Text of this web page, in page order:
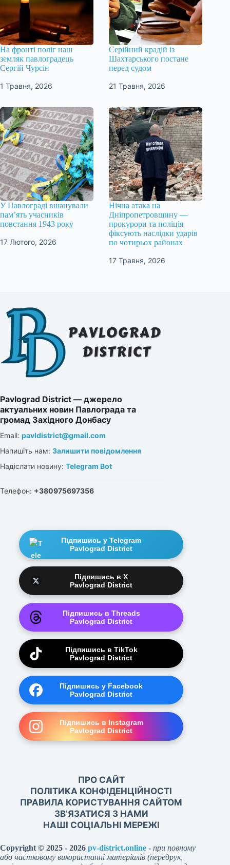
На фронті поліг наш
земляк павлоградець
Сергій Чурсін
1 Травня, 2026
Серійний крадій із
Шахтарського постане
перед судом
21 Травня, 2026
У Павлограді вшанували
пам’ять учасників
повстання 1943 року
17 Лютого, 2026
Нічна атака на
Дніпропетровщину —
прокурори та поліція
фіксують наслідки ударів
по чотирьох районах
17 Травня, 2026
Pavlograd District — джерело
актуальних новин Павлограда та
громад Західного Донбасу
Email: pavldistrict@gmail.com
Напишіть нам: Залишити повідомлення
Надіслати новину: Telegram Bot
Телефон: +380975697356
Підпишись у Telegram
Pavlograd District
Підпишись в X
Pavlograd District
Підпишись в Threads
Pavlograd District
Підпишись в TikTok
Pavlograd District
Підпишись у Facebook
Pavlograd District
Підпишись в Instagram
Pavlograd District
ПРО САЙТ
ПОЛІТИКА КОНФІДЕНЦІЙНОСТІ
ПРАВИЛА КОРИСТУВАННЯ САЙТОМ
ЗВ’ЯЗАТИСЯ З НАМИ
НАШІ СОЦІАЛЬНІ МЕРЕЖІ
Copyright © 2025 - 2026 pv-district.online - при повному
або частковому використанні матеріалів (передрук,